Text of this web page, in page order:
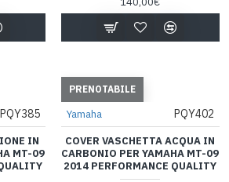
PQY385
IN
MT-09
PRENOTABILE
Yamaha PQY402
COVER VASCHETTA ACQUA IN
CARBONIO PER YAMAHA MT-09
2014 PERFORMANCE QUALITY